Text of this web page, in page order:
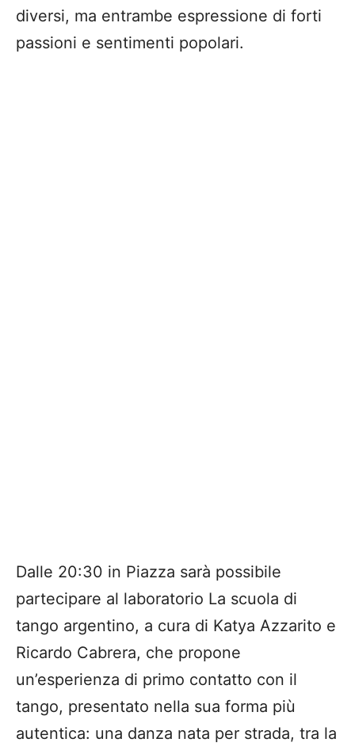
diversi, ma entrambe espressione di forti
passioni e sentimenti popolari.
Dalle 20:30 in Piazza sarà possibile
partecipare al laboratorio La scuola di
tango argentino, a cura di Katya Azzarito e
Ricardo Cabrera, che propone
un’esperienza di primo contatto con il
tango, presentato nella sua forma più
autentica: una danza nata per strada, tra la